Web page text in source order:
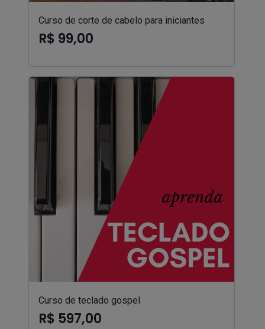
Curso de corte de cabelo para iniciantes
R$ 99,00
Curso de teclado gospel
R$ 597,00